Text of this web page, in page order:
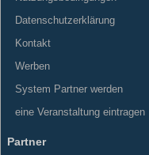
Datenschutzerklärung
Kontakt
Werben
System Partner werden
eine Veranstaltung eintragen
Partner